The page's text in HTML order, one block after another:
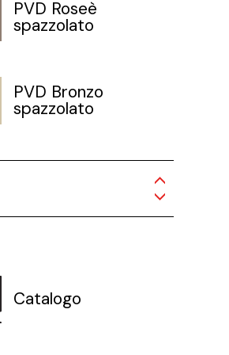
PVD Roseè
spazzolato
PVD Bronzo
spazzolato
Catalogo